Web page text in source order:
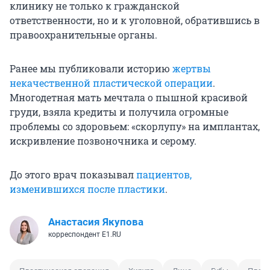
клинику не только к гражданской
ответственности, но и к уголовной, обратившись в
правоохранительные органы.
Ранее мы публиковали историю жертвы
некачественной пластической операции.
Многодетная мать мечтала о пышной красивой
груди, взяла кредиты и получила огромные
проблемы со здоровьем: «скорлупу» на имплантах,
искривление позвоночника и серому.
До этого врач показывалпациентов,
изменившихся после пластики.
Анастасия Якупова
корреспондент E1.RU